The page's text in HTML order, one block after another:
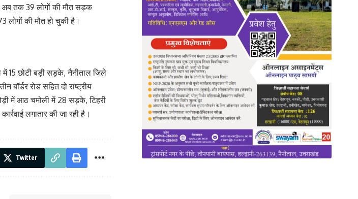
तक 39 लोगों की मौत सड़क
लोगों की मौत हो चुकी है।
में 15 छोटी बड़ी सड़के, नैनीताल जिले
रोड सहित दो राष्ट्रीय
में आठ चमोली में 28 सड़के, टिहरी
लगातार की जा रही है।
Twitter